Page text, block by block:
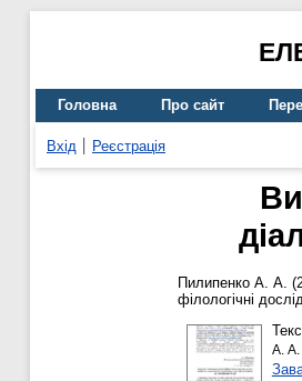
Головна Про сайт
Вхід Реєстрація
Пилипенко А. А.
філологічні
А.